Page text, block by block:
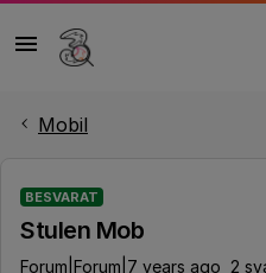
Mobil
BESVARAT
Stulen Mob
Forum|Forum|7 years ago 2